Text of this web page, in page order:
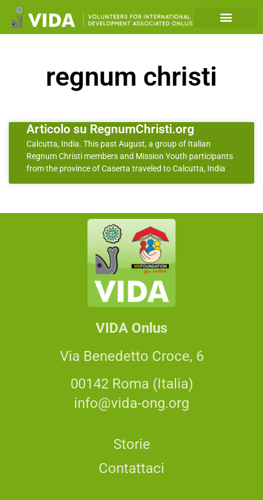
regnum christi
Articolo su RegnumChristi.org
Calcutta, India. This past August, a group of Italian
Regnum Christi members and Mission Youth participants
from the province of Caserta traveled to Calcutta, India
VIDA Onlus
Via Benedetto Croce, 6
00142 Roma (Italia)
info@vida-ong.org
Storie
Contattaci